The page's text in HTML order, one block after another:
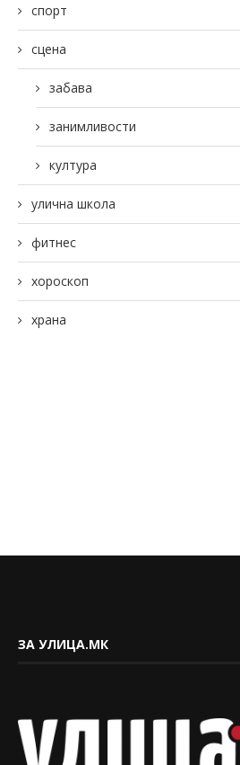
спорт
сцена
забава
занимливости
култура
улична школа
фитнес
хороскоп
храна
ЗА УЛИЦА.МК